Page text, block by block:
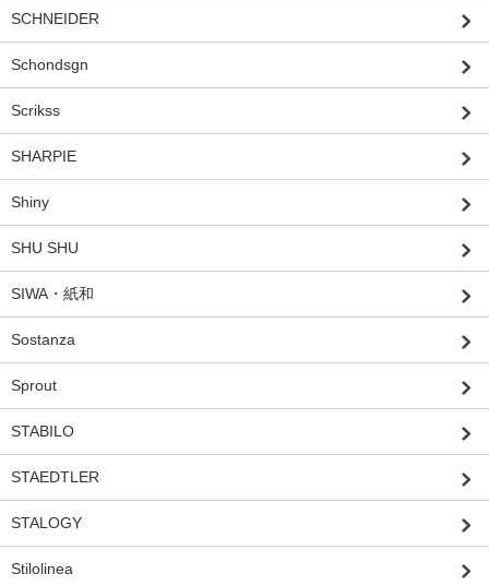
SCHNEIDER
Schondsgn
Scrikss
SHARPIE
Shiny
SHU SHU
SIWA・紙和
Sostanza
Sprout
STABILO
STAEDTLER
STALOGY
Stilolinea